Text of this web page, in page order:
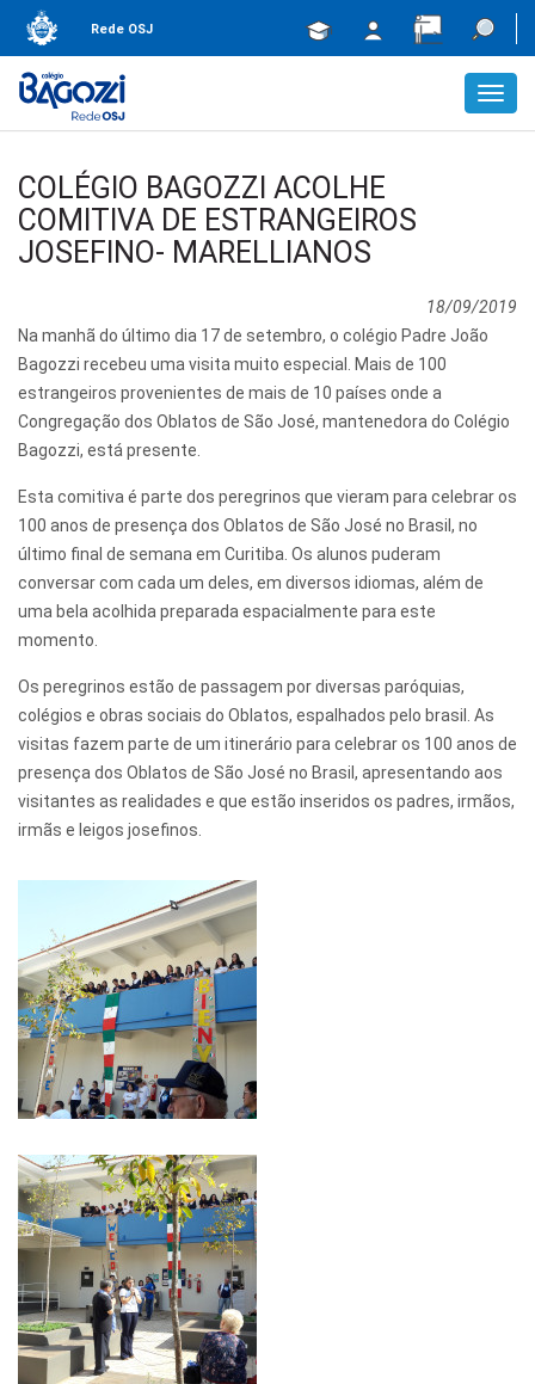
Rede OSJ
COLÉGIO BAGOZZI ACOLHE
COMITIVA DE ESTRANGEIROS
JOSEFINO- MARELLIANOS
18/09/2019
Na manhã do último dia 17 de setembro, o colégio Padre João
Bagozzi recebeu uma visita muito especial. Mais de 100
estrangeiros provenientes de mais de 10 países onde a
Congregação dos Oblatos de São José, mantenedora do Colégio
Bagozzi, está presente.
Esta comitiva é parte dos peregrinos que vieram para celebrar os
100 anos de presença dos Oblatos de São José no Brasil, no
último final de semana em Curitiba. Os alunos puderam
conversar com cada um deles, em diversos idiomas, além de
uma bela acolhida preparada espacialmente para este
momento.
Os peregrinos estão de passagem por diversas paróquias,
colégios e obras sociais do Oblatos, espalhados pelo brasil. As
visitas fazem parte de um itinerário para celebrar os 100 anos de
presença dos Oblatos de São José no Brasil, apresentando aos
visitantes as realidades e que estão inseridos os padres, irmãos,
irmãs e leigos josefinos.